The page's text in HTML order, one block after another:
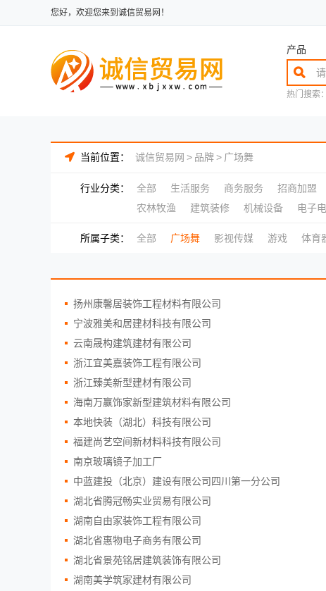
您好，欢迎您来到诚信贸易网！
产品
热门搜索：
当前位置： 诚信贸易网 > 品牌> 广场舞
行业分类： 全部 生活服务 商务服务 招商加盟
农林牧渔
建筑装修 机械设备 电子
所属子类： 全部 广场舞 影视传媒 游戏 体育
扬州康馨居装饰工程材料有限公司
宁波雅美和居建材科技有限公司
云南晟构建筑建材有限公司
浙江宜美嘉装饰工程有限公司
浙江臻美新型建材有限公司
海南万赢饰家新型建筑材料有限公司
本地快装（湖北）科技有限公司
福建尚艺空间新材料科技有限公司
南京玻璃镜子加工厂
中蓝建投（北京）建设有限公司四川第一分公司
湖北省腾冠畅实业贸易有限公司
湖南自由家装饰工程有限公司
湖北省惠物电子商务有限公司
湖北省景苑铭居建筑装饰有限公司
湖南美学筑家建材有限公司